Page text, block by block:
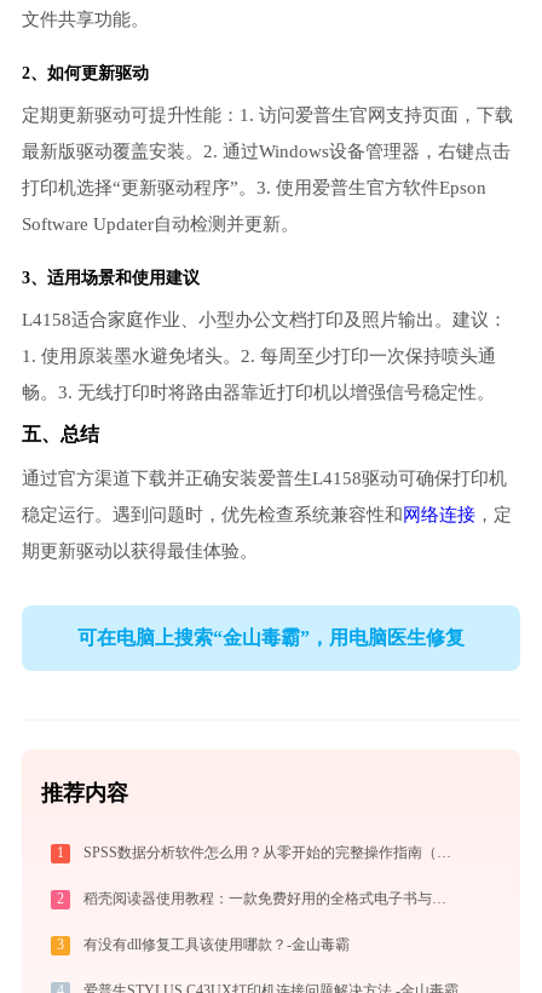
文件共享功能。
2、如何更新驱动
定期更新驱动可提升性能：1. 访问爱普生官网支持页面，下载
最新版驱动覆盖安装。2. 通过Windows设备管理器，右键点击
打印机选择“更新驱动程序”。3. 使用爱普生官方软件Epson
Software Updater自动检测并更新。
3、适用场景和使用建议
L4158适合家庭作业、小型办公文档打印及照片输出。建议：
1. 使用原装墨水避免堵头。2. 每周至少打印一次保持喷头通
畅。3. 无线打印时将路由器靠近打印机以增强信号稳定性。
五、总结
通过官方渠道下载并正确安装爱普生L4158驱动可确保打印机
稳定运行。遇到问题时，优先检查系统兼容性和网络连接，定
期更新驱动以获得最佳体验。
可在电脑上搜索“金山毒霸”，用电脑医生修复
推荐内容
1 SPSS数据分析软件怎么用？从零开始的完整操作指南（附实战案例）
2 稻壳阅读器使用教程：一款免费好用的全格式电子书与文档阅读神器
3 有没有dll修复工具该使用哪款？-金山毒霸